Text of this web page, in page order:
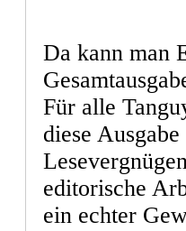
Da kann man
Für alle
diese
editorische
ein echter